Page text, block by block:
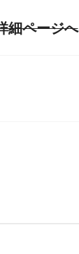
細ページへ